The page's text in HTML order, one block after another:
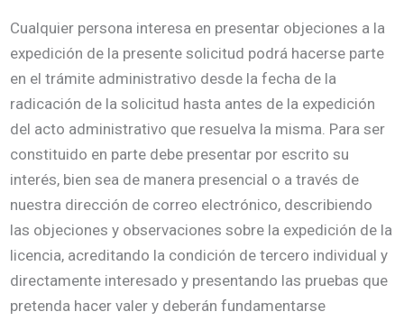
Cualquier persona interesa en presentar objeciones a la
expedición de la presente solicitud podrá hacerse parte
en el trámite administrativo desde la fecha de la
radicación de la solicitud hasta antes de la expedición
del acto administrativo que resuelva la misma. Para ser
constituido en parte debe presentar por escrito su
interés, bien sea de manera presencial o a través de
nuestra dirección de correo electrónico, describiendo
las objeciones y observaciones sobre la expedición de la
licencia, acreditando la condición de tercero individual y
directamente interesado y presentando las pruebas que
pretenda hacer valer y deberán fundamentarse